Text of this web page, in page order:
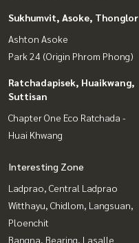
Sukhumvit, Asoke, Thonglor
Ashton Asoke
Park 24 (Origin Phrom Phong)
Ratchadapisek, Huaikwang,
Suttisan
Chapter One Eco Ratchada -
Huai Khwang
Interesting Zone
Ladprao, Central Ladprao
Witthayu, Chidlom, Langsuan,
Ploenchit
Bangna, Bearing, Lasalle